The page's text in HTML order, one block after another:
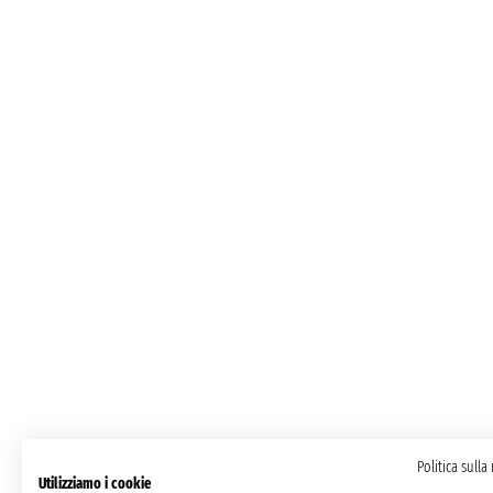
Politica sulla
Utilizziamo i cookie